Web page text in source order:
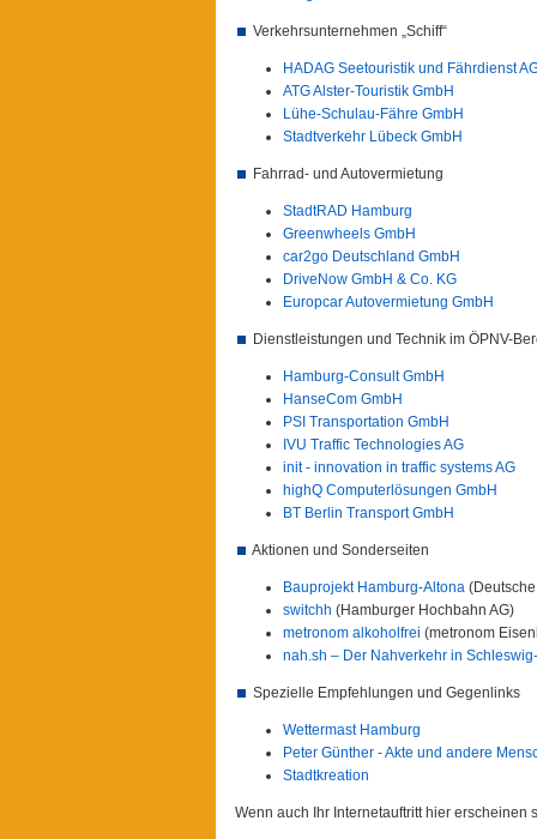
Verkehrsunternehmen „Schiff“
HADAG Seetouristik und Fährdienst
ATG Alster-Touristik GmbH
Lühe-Schulau-Fähre GmbH
Stadtverkehr Lübeck GmbH
Fahrrad- und Autovermietung
StadtRAD Hamburg
Greenwheels GmbH
car2go Deutschland GmbH
DriveNow GmbH & Co. KG
Europcar Autovermietung GmbH
Dienstleistungen und Technik im ÖPNV-
Hamburg-Consult GmbH
HanseCom GmbH
PSI Transportation GmbH
IVU Traffic Technologies AG
init - innovation in traffic systems AG
highQ Computerlösungen GmbH
BT Berlin Transport GmbH
Aktionen und Sonderseiten
Bauprojekt Hamburg-Altona
switchh (Hamburger Hochbahn AG)
metronom alkoholfrei (metronom
nah.sh – Der Nahverkehr in
Spezielle Empfehlungen und Gegenlinks
Wettermast Hamburg
Peter Günther - Akte und andere
Stadtkreation
Wenn auch Ihr Internetauftritt hier erscheinen